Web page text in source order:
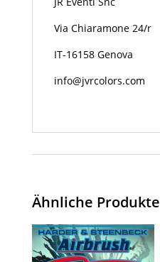
Via Chiaramone 24/r
IT-16158 Genova
info@jvrcolors.com
Ähnliche Produkte